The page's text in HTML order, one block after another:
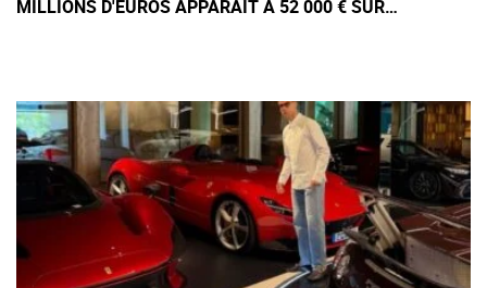
MILLIONS D'EUROS APPARAÎT À 52 000 € SUR